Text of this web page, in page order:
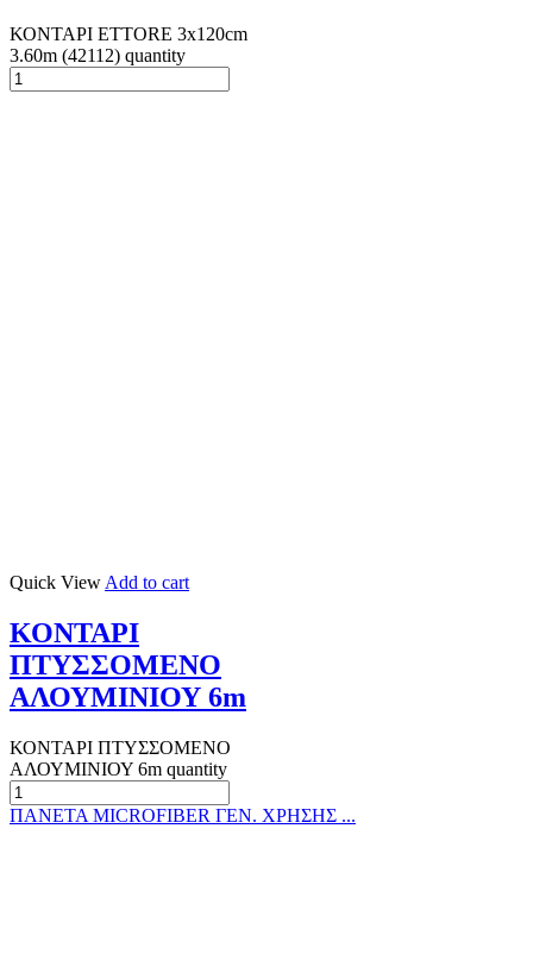
ΚΟΝΤΑΡΙ ETTORE 3x120cm
3.60m (42112) quantity
Quick View Add to cart
ΚΟΝΤΑΡΙ
ΠΤΥΣΣΟΜΕΝΟ
ΑΛΟΥΜΙΝΙΟΥ 6m
ΚΟΝΤΑΡΙ ΠΤΥΣΣΟΜΕΝΟ
ΑΛΟΥΜΙΝΙΟΥ 6m quantity
ΠΑΝΕΤΑ MICROFIBER ΓΕΝ. ΧΡΗΣΗΣ ...